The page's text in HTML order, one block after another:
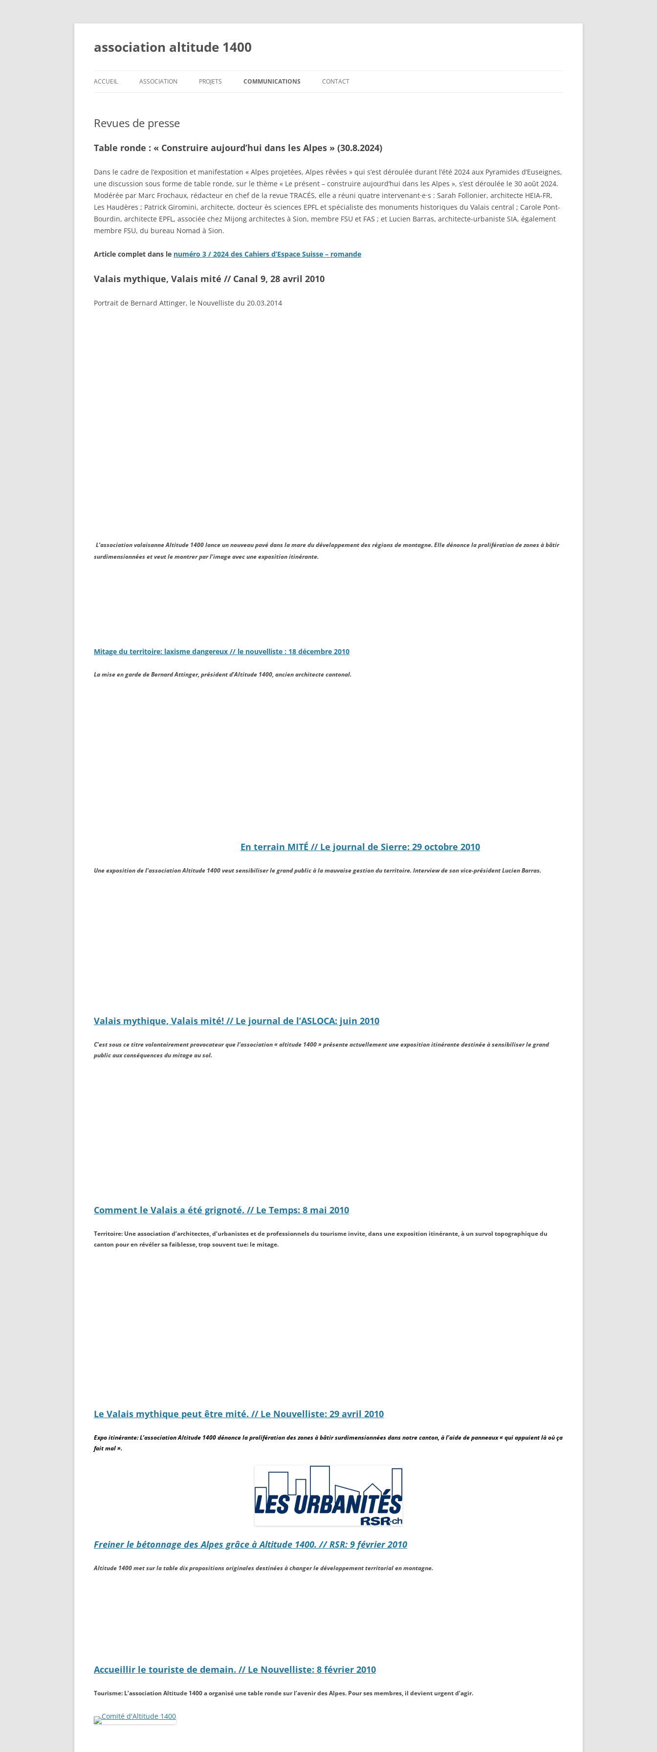
Aller
association altitude 1400
ACCUEIL ASSOCIATION
COMITÉ
PROJETS
SOUS LES CHALETS, L’ALPAGE
COMMUNICATIONS CONTACT
Revues de presse
Table ronde : « Construire aujourd’hui dans les Alpes » (30.8.2024)
Dans le cadre de l’exposition et manifestation « Alpes projetées, Alpes rêvées » qui s’est déroulée durant l’été 2024 aux Pyramides d’Euseignes,
une discussion sous forme de table ronde, sur le thème « Le présent – construire aujourd’hui dans les Alpes », s’est déroulée le 30 août 2024.
Modérée par Marc Frochaux, rédacteur en chef de la revue TRACÉS, elle a réuni quatre intervenant·e·s : Sarah Follonier, architecte HEIA-FR,
Les Haudères ; Patrick Giromini, architecte, docteur ès sciences EPFL et spécialiste des monuments historiques du Valais central ; Carole Pont-
Bourdin, architecte EPFL, associée chez Mijong architectes à Sion, membre FSU et FAS ; et Lucien Barras, architecte-urbaniste SIA, également
membre FSU, du bureau Nomad à Sion.
Article complet dans le numéro 3 / 2024 des Cahiers d’Espace Suisse – romande
Valais mythique, Valais mité // Canal 9, 28 avril 2010
Portrait de Bernard Attinger, le Nouvelliste du 20.03.2014
L’association valaisanne Altitude 1400 lance un nouveau pavé dans la mare du développement des régions de montagne. Elle dénonce la prolifération de zones à bâtir
surdimensionnées et veut le montrer par l’image avec une exposition itinérante.
Mitage du territoire: laxisme dangereux // le nouvelliste : 18 décembre 2010
La mise en garde de Bernard Attinger, président d’Altitude 1400, ancien architecte cantonal.
En terrain MITÉ // Le journal de Sierre: 29 octobre 2010
Une exposition de l’association Altitude 1400 veut sensibiliser le grand public à la mauvaise gestion du territoire. Interview de son vice-président Lucien Barras.
Valais mythique, Valais mité! // Le journal de l’ASLOCA: juin 2010
C’est sous ce titre volontairement provocateur que l’association « altitude 1400 » présente actuellement une exposition itinérante destinée à sensibiliser le grand
public aux conséquences du mitage au sol.
Comment le Valais a été grignoté. // Le Temps: 8 mai 2010
Territoire: Une association d’architectes, d’urbanistes et de professionnels du tourisme invite, dans une exposition itinérante, à un survol topographique du
canton pour en révéler sa faiblesse, trop souvent tue: le mitage.
Le Valais mythique peut être mité. // Le Nouvelliste: 29 avril 2010
Expo itinérante: L’association Altitude 1400 dénonce la prolifération des zones à bâtir surdimensionnées dans notre canton, à l’aide de panneaux « qui appuient là où ça
fait mal ».
Freiner le bétonnage des Alpes grâce à Altitude 1400. // RSR: 9 février 2010
Altitude 1400 met sur la table dix propositions originales destinées à changer le développement territorial en montagne.
Accueillir le touriste de demain. // Le Nouvelliste: 8 février 2010
Tourisme: L’association Altitude 1400 a organisé une table ronde sur l’avenir des Alpes. Pour ses membres, il devient urgent d’agir.